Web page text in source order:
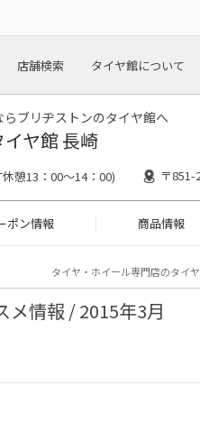
店舗検索 タイヤ館について
ブリヂストンのタイヤ館へ
イヤ館 長崎
憩13：00～14：00) 〒
ポン情報 商品情報
タイヤ・ホイール専門店のタイ
メ情報 / 2015年3月